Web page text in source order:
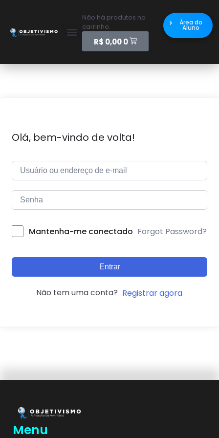
Não há produtos no
carrinho.
R$ 0,00 0
Área do
Aluno
Olá, bem-vindo de volta!
Mantenha-me conectado Forgot Password?
Entrar
Não tem uma conta? Registrar agora
Menu